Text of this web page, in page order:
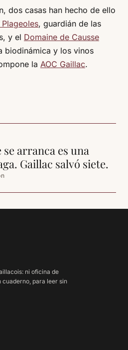
dos casas han hecho de ello
, guardián de las
y el Domaine de Causse
biodinámica y los vinos
la AOC Gaillac.
arranca es una
Gaillac salvó siete.
ni oficina de
para leer sin